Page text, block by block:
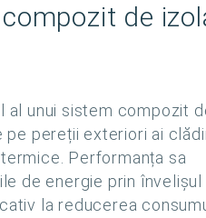
de
al unui sistem compozit
pe pereții exteriori ai
Performanța sa
de energie prin învelișul
la reducerea